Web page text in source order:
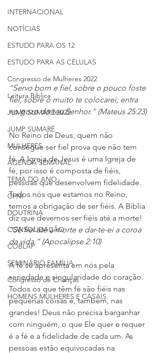
INTERNACIONAL
NOTÍCIAS
ESTUDO PARA OS 12
ESTUDO PARA AS CÉLULAS
Congresso de Mulheres 2022
Leitura Bíblica
JUMP SUMARÉ 2022
JUMP SUMARÉ
MULHERES
AGENDA SEMANAL
TEMA DO ANO
CFNI
DOUTRINA
CONSOLIDAÇÃO
COBLAP
SEMINÁRIO FAMÍLIA
Congresso de Crianças
HOMENS MULHERES E CASAIS
“Servo bom e fiel, sobre o pouco foste
fiel, sobre o muito te colocarei; entra
no gozo do teu Senhor.” (Mateus 25:23)
No Reino de Deus, quem não
consegue ser fiel prova que não tem
fé. A Igreja de Jesus é uma Igreja de
fé, por isso é composta de fiéis,
pessoas que desenvolvem fidelidade.
Todos nós que estamos no Reino,
temos a obrigação de ser fiéis. A Bíblia
diz que devemos ser fiéis até a morte!
“Sê fiel até a morte e dar-te-ei a coroa
da vida.” (Apocalipse 2:10)
A fé se apresenta em nós pela
seriedade e singularidade do coração.
Todos os que têm fé são fiéis nas
pequenas coisas e, também, nas
grandes! Deus não precisa barganhar
com ninguém, o que Ele quer e requer
é a fé e a fidelidade de cada um. As
pessoas estão equivocadas na